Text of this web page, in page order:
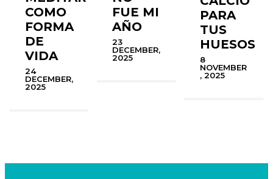
COMO
FORMA
DE
VIDA
24
DECEMBER,
2025
FUE MI
AÑO
23
DECEMBER,
2025
PARA
TUS
HUESOS
8
NOVEMBER
, 2025